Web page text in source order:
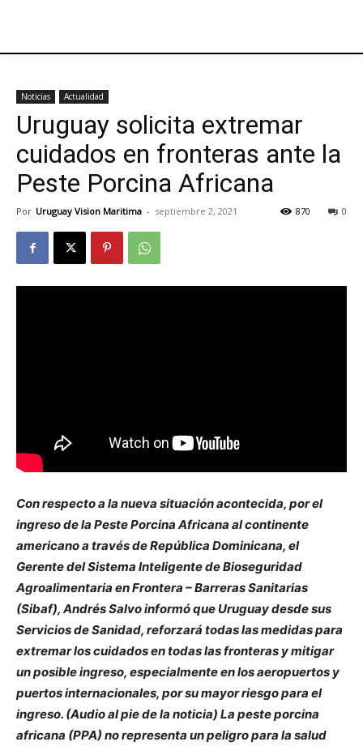
Noticias Actualidad
Uruguay solicita extremar
cuidados en fronteras ante la
Peste Porcina Africana
Por Uruguay Vision Maritima - septiembre 2, 2021 0
870
Con respecto a la nueva situación acontecida, por el
ingreso de la Peste Porcina Africana al continente
americano a través de República Dominicana, el
Gerente del Sistema Inteligente de Bioseguridad
Agroalimentaria en Frontera – Barreras Sanitarias
(Sibaf), Andrés Salvo informó que Uruguay desde sus
Servicios de Sanidad, reforzará todas las medidas para
extremar los cuidados en todas las fronteras y mitigar
un posible ingreso, especialmente en los aeropuertos y
puertos internacionales, por su mayor riesgo para el
ingreso. (Audio al pie de la noticia) La peste porcina
africana (PPA) no representa un peligro para la salud